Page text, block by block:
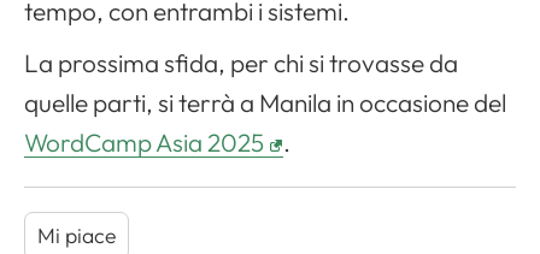
tempo, con entrambi i sistemi.
La prossima sfida, per chi si trovasse da
quelle parti, si terrà a Manila in occasione del
WordCamp Asia 2025
.
Mi piace Apri il menu di navigazione